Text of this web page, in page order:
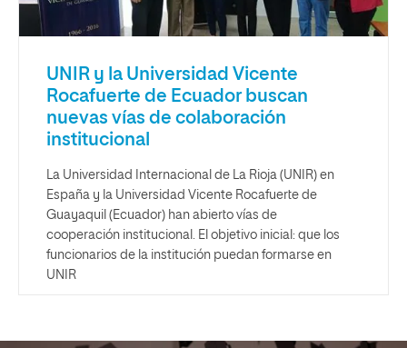
UNIR y la Universidad Vicente
Rocafuerte de Ecuador buscan
nuevas vías de colaboración
institucional
La Universidad Internacional de La Rioja (UNIR) en
España y la Universidad Vicente Rocafuerte de
Guayaquil (Ecuador) han abierto vías de
cooperación institucional. El objetivo inicial: que los
funcionarios de la institución puedan formarse en
UNIR